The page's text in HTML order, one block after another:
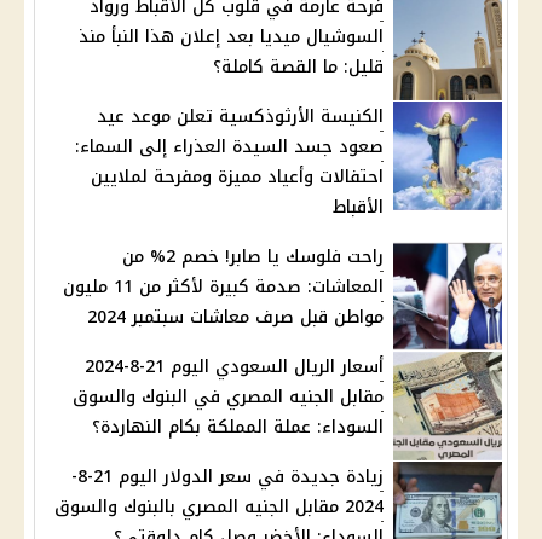
السوشيال ميديا بعد إعلان هذا النبأ منذ
قليل: ما القصة كاملة؟
الكنيسة الأرثوذكسية تعلن موعد عيد
صعود جسد السيدة العذراء إلى السماء:
احتفالات وأعياد مميزة ومفرحة لملايين
الأقباط
راحت فلوسك يا صابر! خصم 2% من
المعاشات: صدمة كبيرة لأكثر من 11 مليون
مواطن قبل صرف معاشات سبتمبر 2024
أسعار الريال السعودي اليوم 21-8-2024
مقابل الجنيه المصري في البنوك والسوق
السوداء: عملة المملكة بكام النهاردة؟
زيادة جديدة في سعر الدولار اليوم 21-8-
2024 مقابل الجنيه المصري بالبنوك والسوق